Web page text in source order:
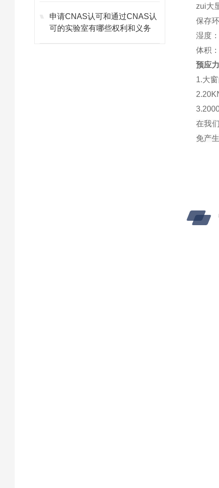
申请CNAS认可和通过CNAS认
可的实验室有哪些权利和义务
zui大
保存
湿度
体积
预应
1.大
在我
免产